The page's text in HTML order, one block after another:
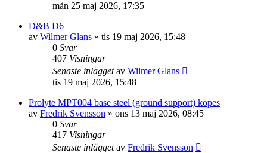
mån 25 maj 2026, 17:35
D&B D6
av Wilmer Glans » tis 19 maj 2026, 15:48
0 Svar
407 Visningar
Senaste inläggetav Wilmer Glans
tis 19 maj 2026, 15:48
Prolyte MPT004 base steel (ground support) köpes
av Fredrik Svensson » ons 13 maj 2026, 08:45
0 Svar
417 Visningar
Senaste inläggetav Fredrik Svensson